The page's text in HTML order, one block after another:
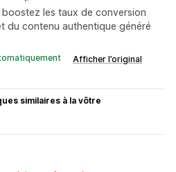
les taux de conversion
du contenu authentique généré
Afficher l’original
similaires à la vôtre